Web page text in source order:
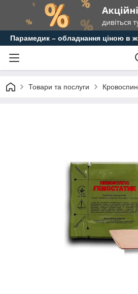
Парамедик – обладнання ціною в
Товари та послуги